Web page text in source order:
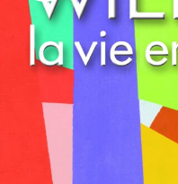
Tarif
Gratuit
PARTAGER
AU PROGRAMME